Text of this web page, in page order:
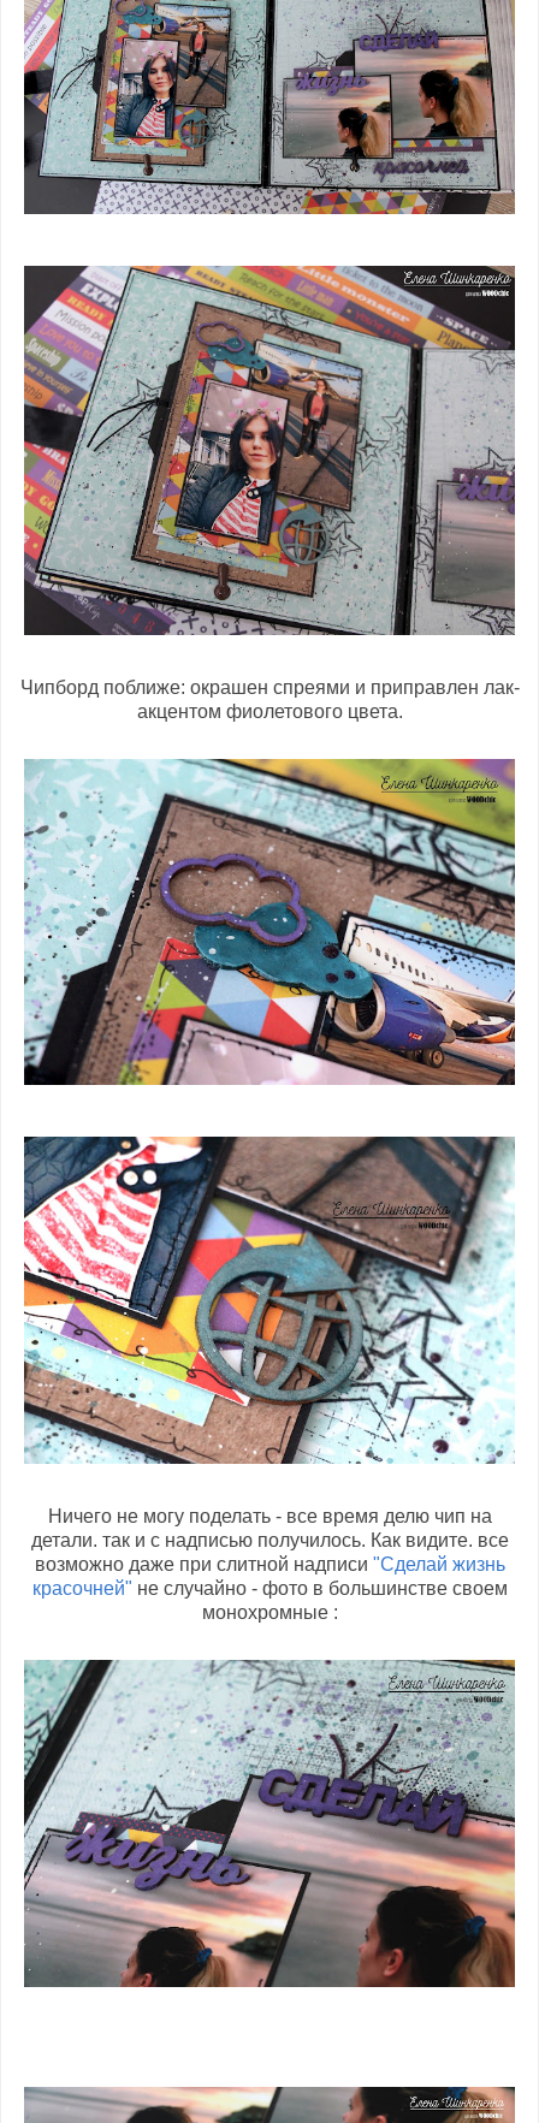
Чипборд поближе: окрашен спреями и приправлен лак-
акцентом фиолетового цвета.
Ничего не могу поделать - все время делю чип на
детали. так и с надписью получилось. Как видите. все
возможно даже при слитной надписи "Сделай жизнь
красочней" не случайно - фото в большинстве своем
монохромные :